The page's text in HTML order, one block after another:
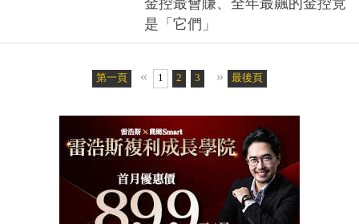
2026.01.14
13家金控2025年獲利成績出爐！3
金控最會賺、全年最飆的金控竟
是「它們」
第一頁 « 1 2 3 4 5 6 7
» 最後頁